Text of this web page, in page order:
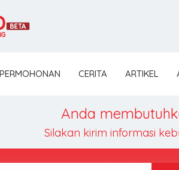
PERMOHONAN CERITA ARTIKEL
Anda
Silakan kirim informasi